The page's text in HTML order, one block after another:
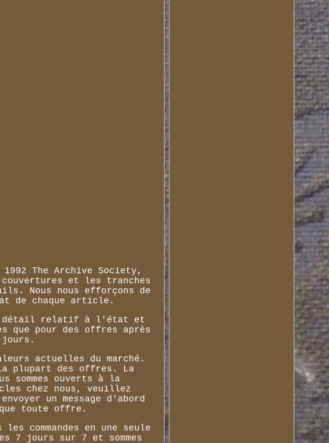
1992 The Archive Society,
et les tranches
Nous nous efforçons de
de chaque article.
détail relatif à l'état et
que pour des offres après
jours.
actuelles du marché.
la plupart des offres. La
sommes ouverts à la
chez nous, veuillez
un message d'abord
toute offre.
commandes en une seule
7 jours sur 7 et sommes